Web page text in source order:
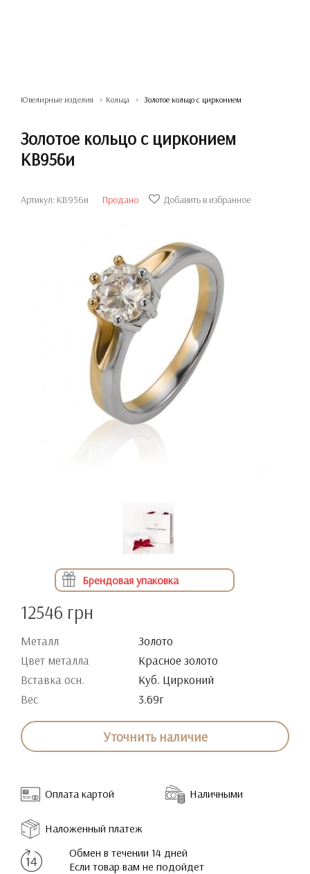
Ювелирные изделия Кольца Золотое кольцо с цирконием
Золотое кольцо с цирконием
КВ956и
Артикул: КВ956и Продано Добавить в избранное
Брендовая упаковка
12546 грн
Металл
Золото
Цвет металла
Красное золото
Вставка осн.
Куб. Цирконий
Вес
3.69г
Уточнить наличие
Оплата картой Наличными
Наложенный платеж
Обмен в течении 14 дней
Если товар вам не подойдет